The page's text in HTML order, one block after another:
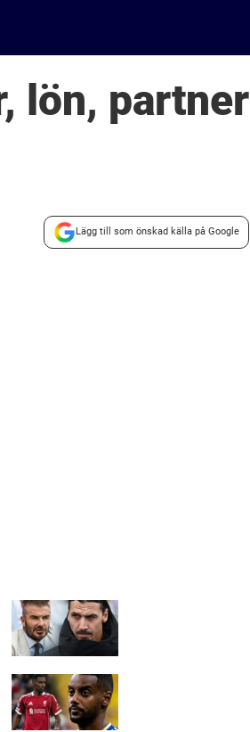
lön, partner
Lägg till som önskad källa på Google